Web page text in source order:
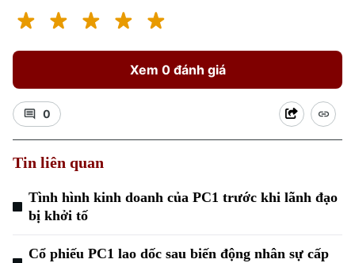
Xu hướng
Xem 0 đánh giá
0
Tin liên quan
Tình hình kinh doanh của PC1 trước khi lãnh đạo
bị khởi tố
Cổ phiếu PC1 lao dốc sau biến động nhân sự cấp